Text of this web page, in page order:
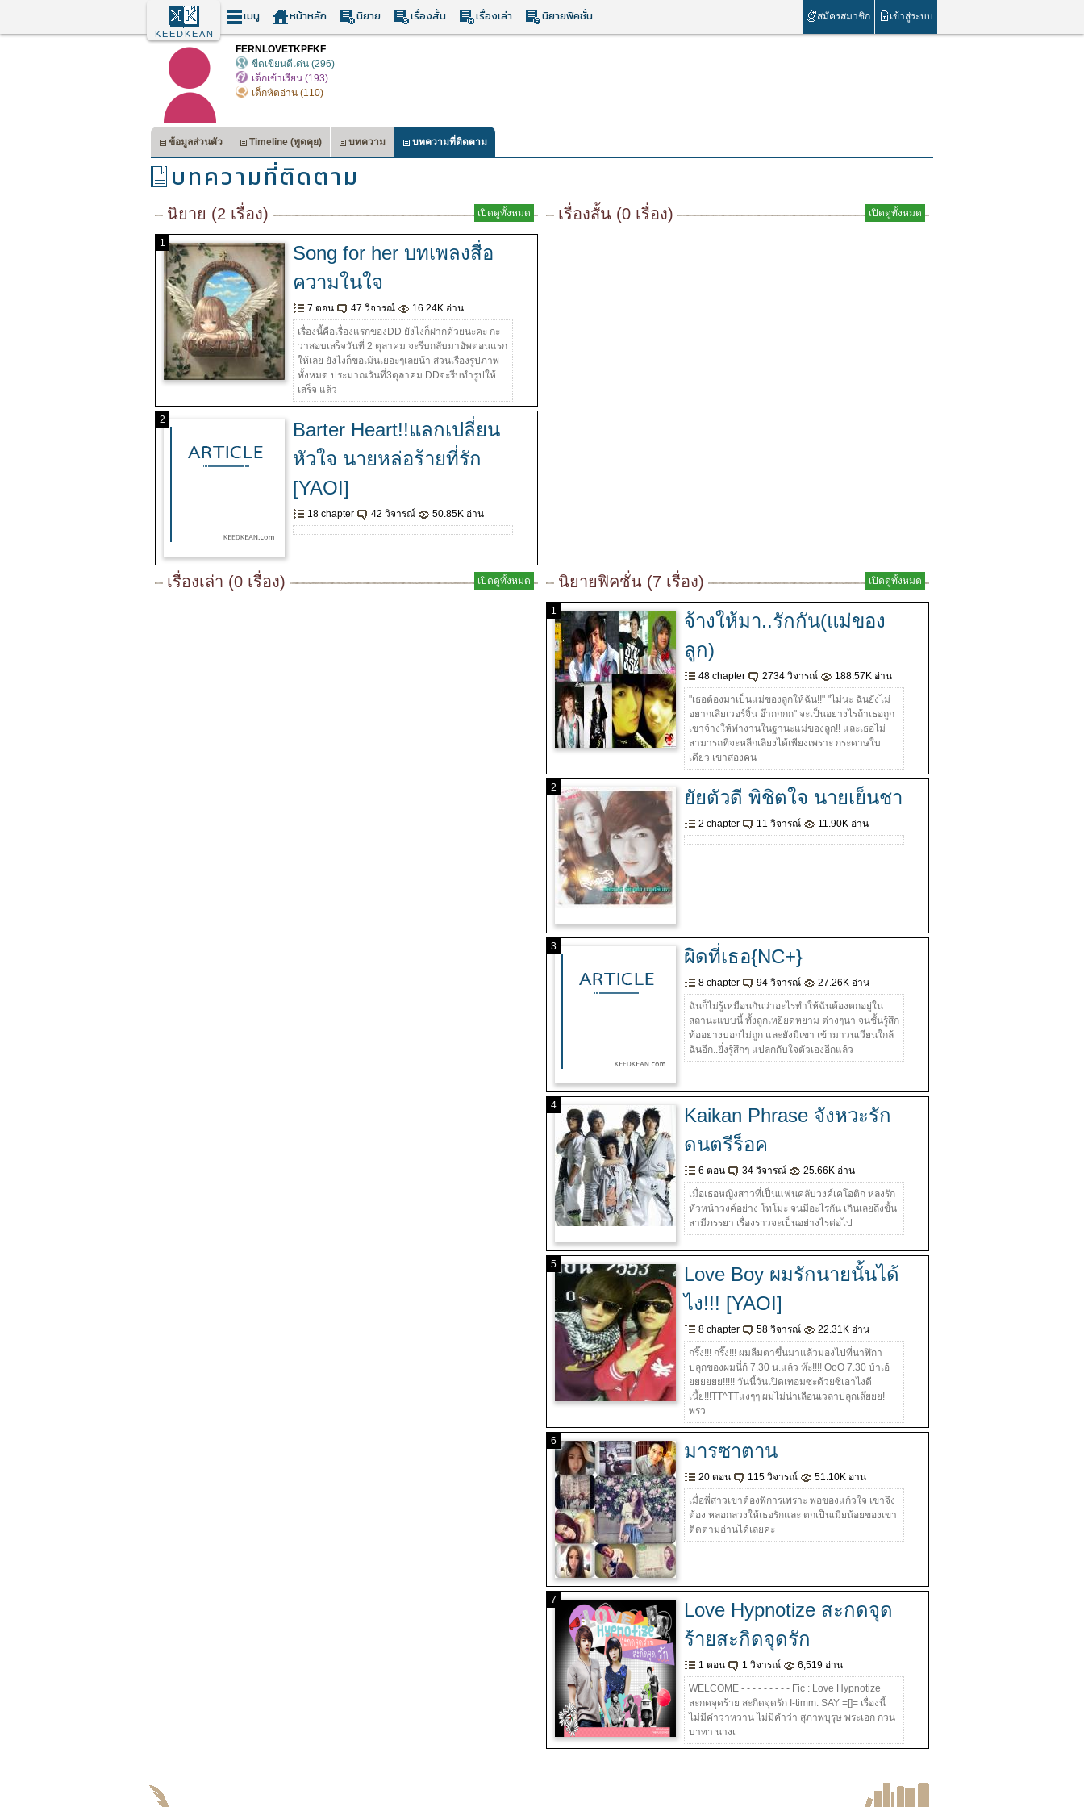
KEEDKEAN
เมนู หน้าหลัก นิยาย เรื่องสั้น เรื่องเล่า นิยายฟิคชั่น สมัครสมาชิก เข้าสู่ระบบ
FERNLOVETKPFKF
ขีดเขียนดีเด่น (296)
เด็กเข้าเรียน (193)
เด็กหัดอ่าน (110)
ข้อมูลส่วนตัว Timeline (พูดคุย) บทความ บทความที่ติดตาม
บทความที่ติดตาม
นิยาย (2 เรื่อง) เปิดดูทั้งหมด
1
Song for her บทเพลงสื่อ
ความในใจ
7 ตอน 47 วิจารณ์ 16.24K อ่าน
เรื่องนี้คือเรื่องแรกของDD ยังไงก็ฝากด้วยนะคะ กะ
ว่าสอบเสร็จวันที่ 2 ตุลาคม จะรีบกลับมาอัพตอนแรก
ให้เลย ยังไงก็ขอเม้นเยอะๆเลยน้า ส่วนเรื่องรูปภาพ
ทั้งหมด ประมาณวันที่3ตุลาคม DDจะรีบทำรูปให้
เสร็จ แล้ว
2
Barter Heart!!แลกเปลี่ยน
หัวใจ นายหล่อร้ายที่รัก
[YAOI]
18 chapter 42 วิจารณ์ 50.85K อ่าน
เรื่องสั้น (0 เรื่อง) เปิดดูทั้งหมด
เรื่องเล่า (0 เรื่อง) เปิดดูทั้งหมด นิยายฟิคชั่น (7 เรื่อง) เปิดดูทั้งหมด
1
จ้างให้มา..รักกัน(แม่ของ
ลูก)
48 chapter 2734 วิจารณ์ 188.57K อ่าน
"เธอต้องมาเป็นแม่ของลูกให้ฉัน!!" "ไม่นะ ฉันยังไม่
อยากเสียเวอร์จิ้น อ๊ากกกก" จะเป็นอย่างไรถ้าเธอถูก
เขาจ้างให้ทำงานในฐานะแม่ของลูก!! และเธอไม่
สามารถที่จะหลีกเลี่ยงได้เพียงเพราะ กระดาษใบ
เดียว เขาสองคน
2 ยัยตัวดี พิชิตใจ นายเย็นชา
2 chapter 11 วิจารณ์ 11.90K อ่าน
3 ผิดที่เธอ{NC+}
8 chapter 94 วิจารณ์ 27.26K อ่าน
ฉันก็ไม่รู้เหมือนกันว่าอะไรทำให้ฉันต้องตกอยู่ใน
สถานะแบบนี้ ทั้งถูกเหยียดหยาม ต่างๆนา จนชั้นรู้สึก
ท้ออย่างบอกไม่ถูก และยังมีเขา เข้ามาวนเวียนใกล้
ฉันอีก..ยิ่งรู้สึกๆ แปลกกับใจตัวเองอีกแล้ว
4
Kaikan Phrase จังหวะรัก
ดนตรีร็อค
6 ตอน 34 วิจารณ์ 25.66K อ่าน
เมื่อเธอหญิงสาวที่เป็นแฟนคลับวงค์เคโอติก หลงรัก
หัวหน้าวงค์อย่าง โทโมะ จนมีอะไรกัน เกินเลยถึงขั้น
สามีภรรยา เรื่องราวจะเป็นอย่างไรต่อไป
5
Love Boy ผมรักนายนั้นได้
ไง!!! [YAOI]
8 chapter 58 วิจารณ์ 22.31K อ่าน
กริ๊ง!!! กริ๊ง!!! ผมลืมตาขึ้นมาแล้วมองไปที่นาฬิกา
ปลุกของผมนี่ก้ 7.30 น.แล้ว ห๊ะ!!!! OoO 7.30 บ้าเอ้
ยยยยยย!!!!! วันนี้วันเปิดเทอมซะด้วยซิเอาไงดี
เนี้ย!!!TT^TTแงๆๆ ผมไม่น่าเลือนเวลาปลุกเล๊ยยย!
พรว
6 มารซาตาน
20 ตอน 115 วิจารณ์ 51.10K อ่าน
เมื่อพี่สาวเขาต้องพิการเพราะ พ่อของแก้วใจ เขาจึง
ต้อง หลอกลวงให้เธอรักและ ตกเป็นเมียน้อยของเขา
ติดตามอ่านได้เลยคะ
7
Love Hypnotize สะกดจุด
ร้ายสะกิดจุดรัก
1 ตอน 1 วิจารณ์ 6,519 อ่าน
WELCOME - - - - - - - - - Fic : Love Hypnotize
สะกดจุดร้าย สะกิดจุดรัก I-timm. SAY =[]= เรื่องนี้
ไม่มีคำว่าหวาน ไม่มีคำว่า สุภาพบุรุษ พระเอก กวน
บาทา นางเ